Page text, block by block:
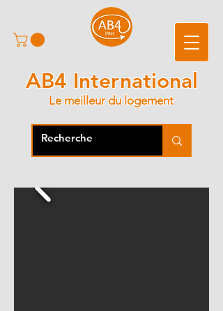
AB4 International
Le meilleur du logement